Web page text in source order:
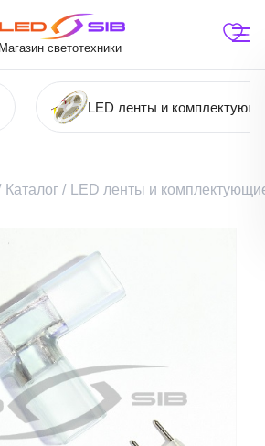
Магазин светотехники
LED ленты и
Каталог / LED ленты и